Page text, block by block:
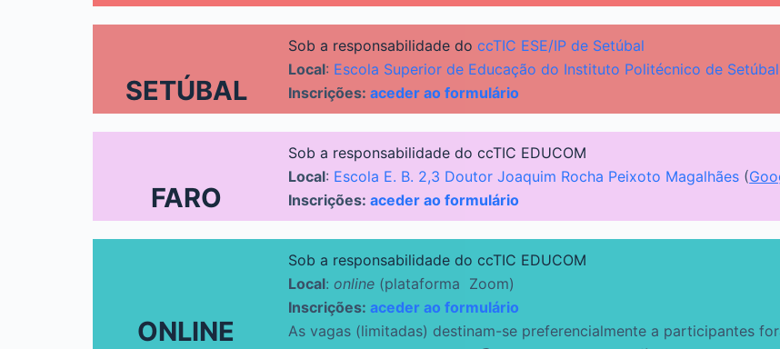
SETÚBAL
Sob a responsabilidade doccTIC ESE/IP de Setúbal
Local: Escola Superior de Educação do Instituto Politécnico de Setúbal
Inscrições:aceder ao formulário
FARO
Sob a responsabilidade do ccTIC EDUCOM
Local: Escola E. B. 2,3 Doutor Joaquim Rocha Peixoto Magalhães (
Inscrições:aceder ao formulário
ONLINE
Sob a responsabilidade do ccTIC EDUCOM
Local: online (plataforma Zoom)
Inscrições:aceder ao formulário
As vagas (limitadas) destinam-se preferencialmente a participantes